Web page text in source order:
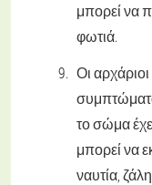
μπορεί να
φωτιά.
Οι
το σώμα
μπορεί να
ναυτία,